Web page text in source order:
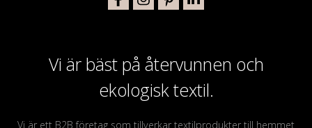
Vi är bäst på återvunnen och
ekologisk textil.
Vi är ett B2B företag som tillverkar textilprodukter till hemmet